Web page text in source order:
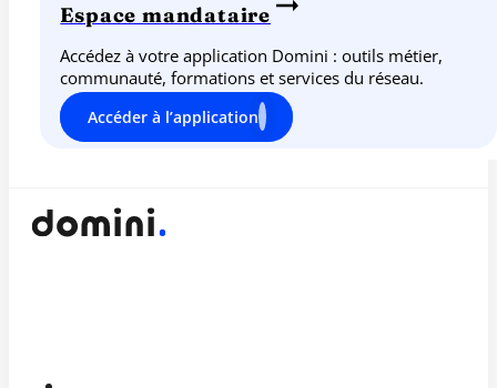
Espace mandataire
Accédez à votre application Domini : outils métier,
communauté, formations et services du réseau.
Accéder à l’application